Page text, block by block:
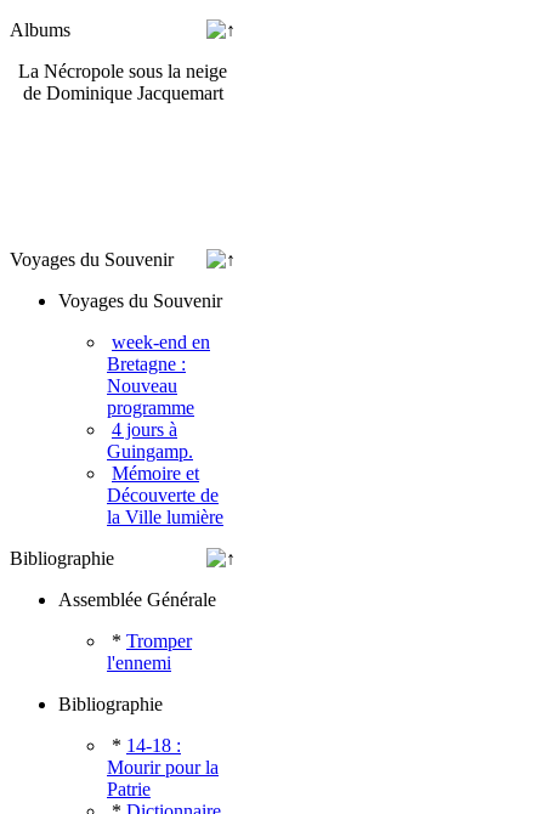
Albums
La Nécropole sous la neige
de Dominique Jacquemart
Voyages du Souvenir
Voyages du Souvenir
week-end en
Bretagne :
Nouveau
programme
4 jours à
Guingamp.
Mémoire et
Découverte de
la Ville lumière
Bibliographie
Assemblée Générale
* Tromper
l'ennemi
Bibliographie
* 14-18 :
Mourir pour la
Patrie